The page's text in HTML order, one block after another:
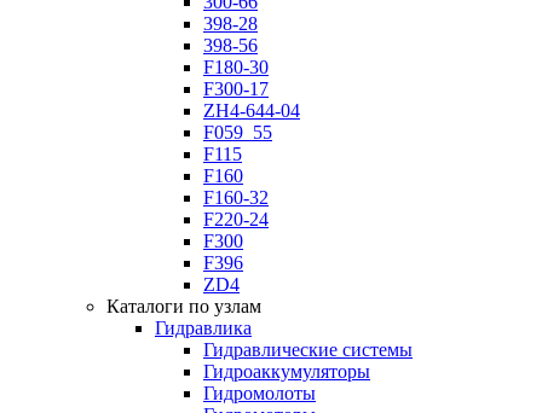
398-28
398-56
F180-30
F300-17
ZH4-644-04
F059_55
F115
F160
F160-32
F220-24
F300
F396
ZD4
Каталоги по узлам
Гидравлика
Гидравлические системы
Гидроаккумуляторы
Гидромолоты